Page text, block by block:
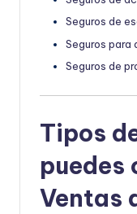
Seguros de
Seguros para
Seguros de
Tipos
puedes
Ventas